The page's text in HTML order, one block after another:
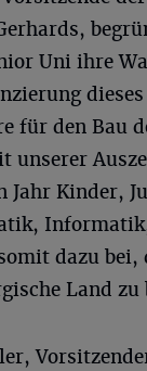
Uni ihre
für den Bau
Kinder,
dazu
Land zu